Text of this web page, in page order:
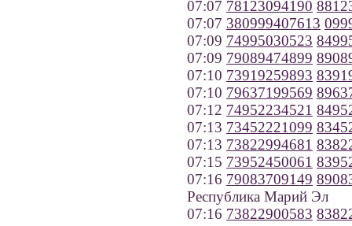
07:07 78123094190
07:07 380999407613
07:09 74995030523
07:09 79089474899
07:10 73919259893
07:10 79637199569
07:12 74952234521
07:13 73452221099
07:13 73822994681
07:15 73952450061
07:16 79083709149
Республика Марий Эл
07:16 73822900583